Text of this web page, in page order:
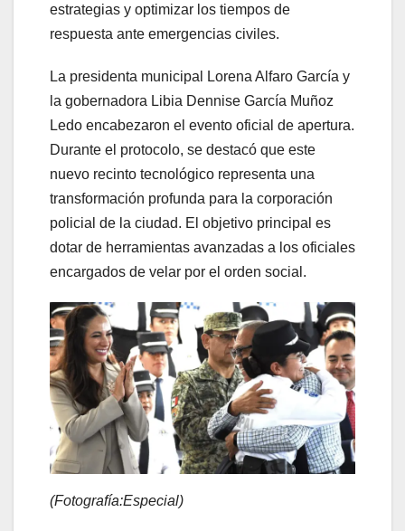
estrategias y optimizar los tiempos de
respuesta ante emergencias civiles.
La presidenta municipal Lorena Alfaro García y
la gobernadora Libia Dennise García Muñoz
Ledo encabezaron el evento oficial de apertura.
Durante el protocolo, se destacó que este
nuevo recinto tecnológico representa una
transformación profunda para la corporación
policial de la ciudad. El objetivo principal es
dotar de herramientas avanzadas a los oficiales
encargados de velar por el orden social.
(Fotografía:Especial)